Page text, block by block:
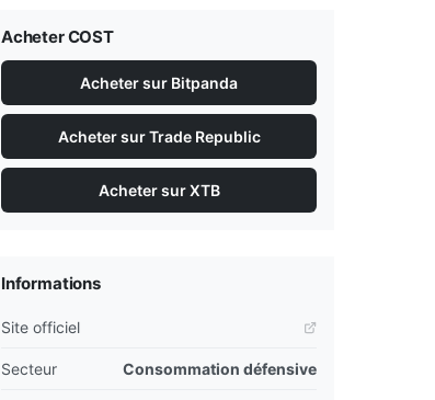
Acheter COST
Acheter sur Bitpanda
Acheter sur Trade Republic
Acheter sur XTB
Informations
Site officiel
Secteur Consommation défensive